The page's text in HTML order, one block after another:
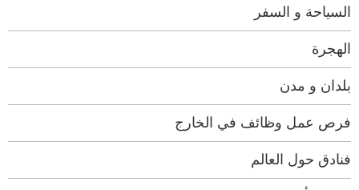
السياحة و السفر
الهجرة
بلدان و مدن
فرص عمل وظائف في الخارج
فنادق حول العالم